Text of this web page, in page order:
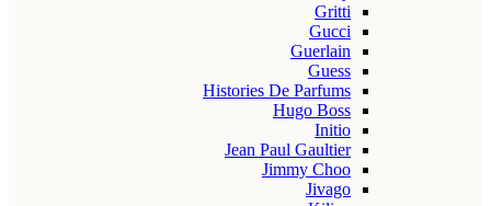
Gritti
Gucci
Guerlain
Guess
Histories De Parfums
Hugo Boss
Initio
Jean Paul Gaultier
Jimmy Choo
Jivago